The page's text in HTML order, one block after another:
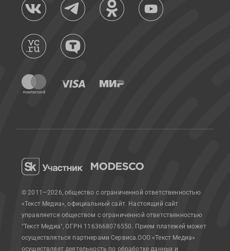
© 2011—2026, общество с ограниченной ответственностью
«Текст Медиа», официальный сайт. Настоящий сайт
управляется обществом с ограниченной ответственностью
"Текст Медиа", ОГРН 1163668076550. Прием платежей может
осуществляться партнерами Сервиса.ООО «Текст Медиа»
осуществляет деятельность по обработке данных и